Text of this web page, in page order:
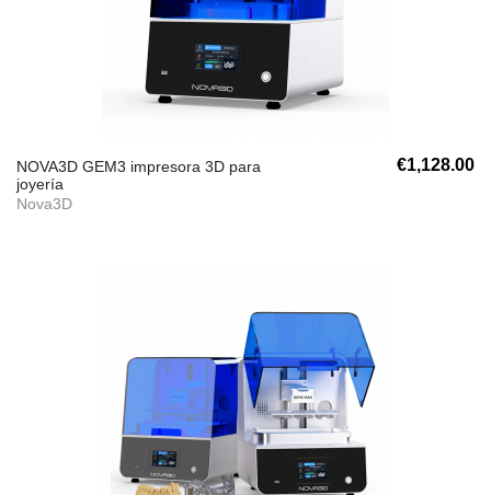
NOVA3D GEM3 impresora 3D para
joyería
Nova3D
€1,128.00